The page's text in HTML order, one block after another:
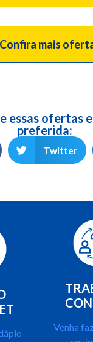
mais
essas ofertas
preferida:
Twitter
Venha